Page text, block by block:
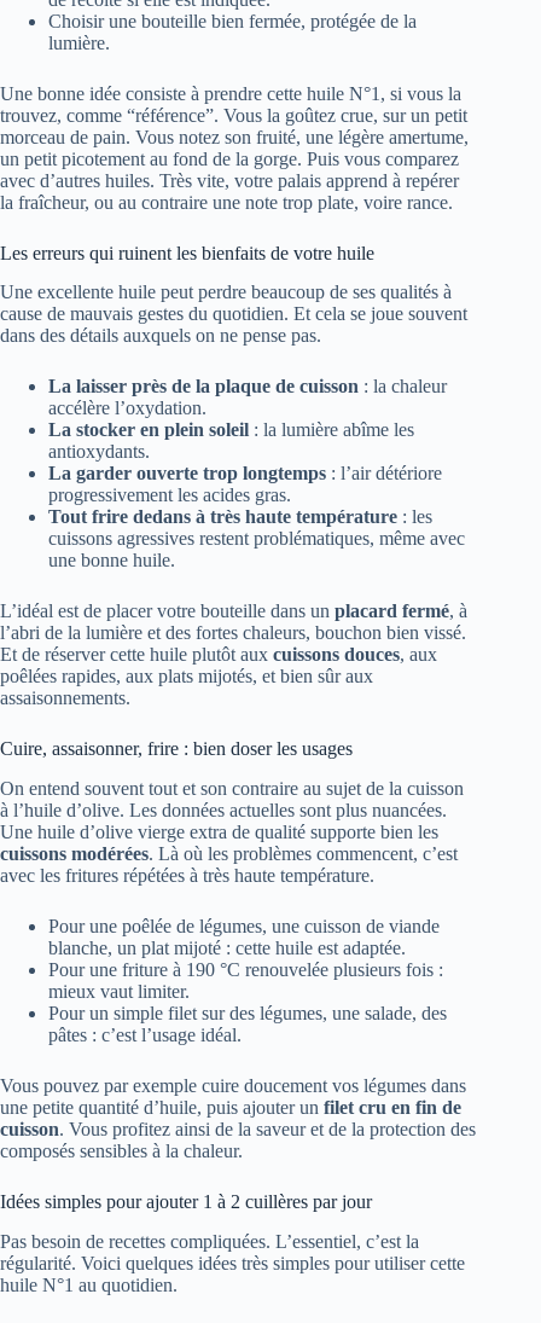
Choisir une bouteille bien fermée, protégée de la
lumière.
Une bonne idée consiste à prendre cette huile N°1, si vous la
trouvez, comme “référence”. Vous la goûtez crue, sur un petit
morceau de pain. Vous notez son fruité, une légère amertume,
un petit picotement au fond de la gorge. Puis vous comparez
avec d’autres huiles. Très vite, votre palais apprend à repérer
la fraîcheur, ou au contraire une note trop plate, voire rance.
Les erreurs qui ruinent les bienfaits de votre huile
Une excellente huile peut perdre beaucoup de ses qualités à
cause de mauvais gestes du quotidien. Et cela se joue souvent
dans des détails auxquels on ne pense pas.
La laisser près de la plaque de cuisson : la chaleur
accélère l’oxydation.
La stocker en plein soleil : la lumière abîme les
antioxydants.
La garder ouverte trop longtemps : l’air détériore
progressivement les acides gras.
Tout frire dedans à très haute température : les
cuissons agressives restent problématiques, même avec
une bonne huile.
L’idéal est de placer votre bouteille dans un placard fermé, à
l’abri de la lumière et des fortes chaleurs, bouchon bien vissé.
Et de réserver cette huile plutôt aux cuissons douces, aux
poêlées rapides, aux plats mijotés, et bien sûr aux
assaisonnements.
Cuire, assaisonner, frire : bien doser les usages
On entend souvent tout et son contraire au sujet de la cuisson
à l’huile d’olive. Les données actuelles sont plus nuancées.
Une huile d’olive vierge extra de qualité supporte bien les
cuissons modérées. Là où les problèmes commencent, c’est
avec les fritures répétées à très haute température.
Pour une poêlée de légumes, une cuisson de viande
blanche, un plat mijoté : cette huile est adaptée.
Pour une friture à 190 °C renouvelée plusieurs fois :
mieux vaut limiter.
Pour un simple filet sur des légumes, une salade, des
pâtes : c’est l’usage idéal.
Vous pouvez par exemple cuire doucement vos légumes dans
une petite quantité d’huile, puis ajouter un filet cru en fin de
cuisson. Vous profitez ainsi de la saveur et de la protection des
composés sensibles à la chaleur.
Idées simples pour ajouter 1 à 2 cuillères par jour
Pas besoin de recettes compliquées. L’essentiel, c’est la
régularité. Voici quelques idées très simples pour utiliser cette
huile N°1 au quotidien.